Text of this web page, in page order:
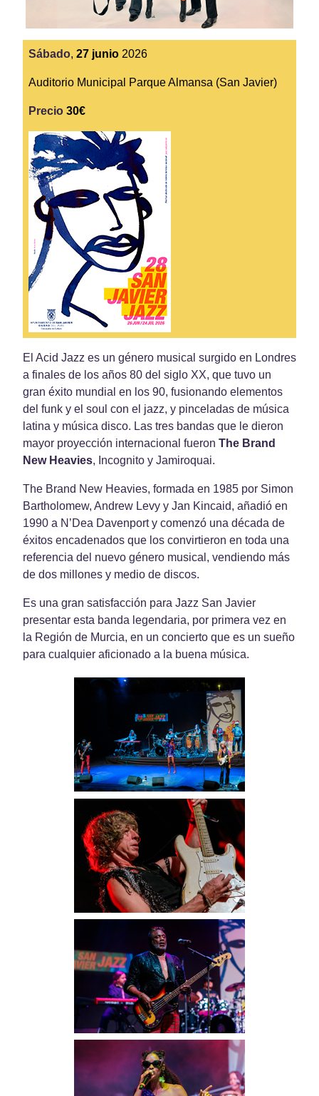
Sábado, 27 junio 2026
Auditorio Municipal Parque Almansa (San Javier)
Precio 30€
El Acid Jazz es un género musical surgido en Londres
a finales de los años 80 del siglo XX, que tuvo un
gran éxito mundial en los 90, fusionando elementos
del funk y el soul con el jazz, y pinceladas de música
latina y música disco. Las tres bandas que le dieron
mayor proyección internacional fueron The Brand
New Heavies, Incognito y Jamiroquai.
The Brand New Heavies, formada en 1985 por Simon
Bartholomew, Andrew Levy y Jan Kincaid, añadió en
1990 a N’Dea Davenport y comenzó una década de
éxitos encadenados que los convirtieron en toda una
referencia del nuevo género musical, vendiendo más
de dos millones y medio de discos.
Es una gran satisfacción para Jazz San Javier
presentar esta banda legendaria, por primera vez en
la Región de Murcia, en un concierto que es un sueño
para cualquier aficionado a la buena música.